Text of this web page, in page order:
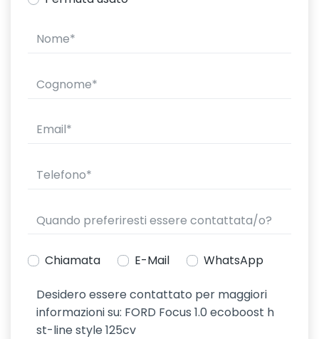
Chiamata E-Mail WhatsApp